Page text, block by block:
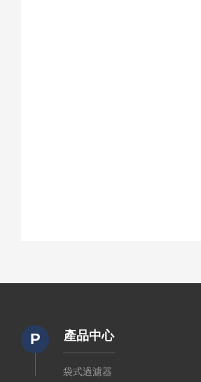
P 產品中心
袋式過濾器